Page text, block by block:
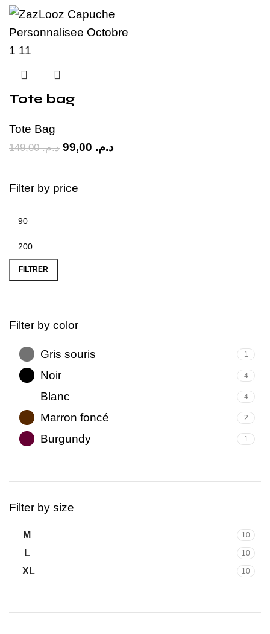
Filter by price
FILTRER
Filter by color
Gris souris 1
Noir 4
Blanc 4
Marron foncé 2
Burgundy 1
Filter by size
M 10
L 10
XL 10
Tote bag
Tote Bag
د.م.149,00 د.م.